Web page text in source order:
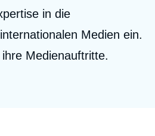
in die
Medien ein.
Medienauftritte.